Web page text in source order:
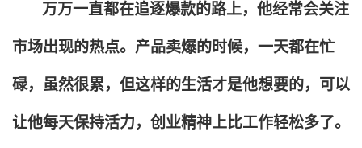
万万一直都在追逐爆款的路上，他经常会关注
市场出现的热点。产品卖爆的时候，一天都在忙
碌，虽然很累，但这样的生活才是他想要的，可以
让他每天保持活力，创业精神上比工作轻松多了。